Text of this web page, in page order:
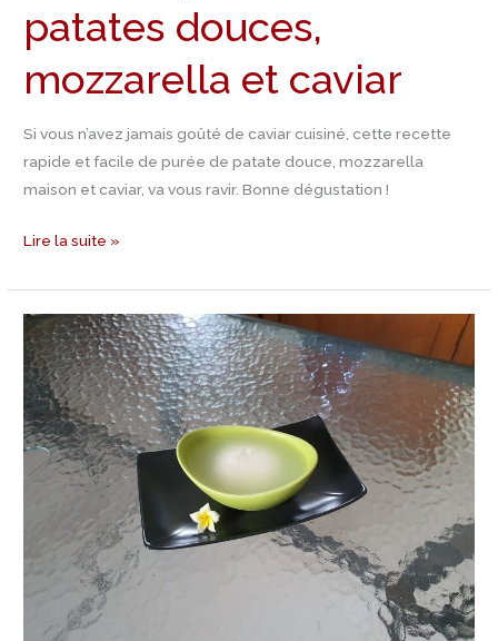
patates douces,
mozzarella et caviar
Si vous n’avez jamais goûté de caviar cuisiné, cette recette
rapide et facile de purée de patate douce, mozzarella
maison et caviar, va vous ravir. Bonne dégustation !
Lire la suite »
Recette
Mozzarella
maison